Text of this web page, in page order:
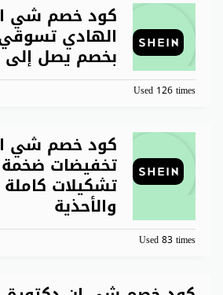
كود خصم شي
الهادي
بخصم يصل إلى 55%
Used 126 times
تخفيضات
تشكيلات
والأحذية
Used 83 times